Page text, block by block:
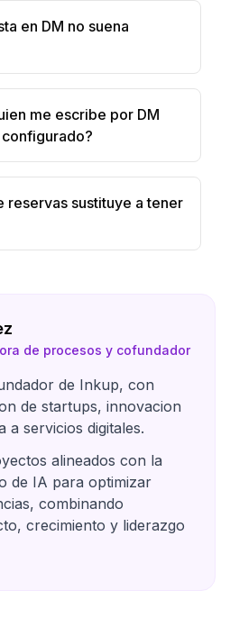
en DM no suena
me escribe por DM
reservas sustituye a tener
de procesos y cofundador
de Inkup, con
de startups, innovacion
a servicios digitales.
alineados con la
de IA para optimizar
combinando
crecimiento y liderazgo